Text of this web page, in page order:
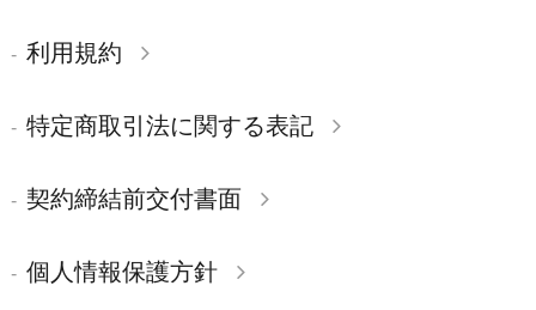
利用規約
特定商取引法に関する表記
契約締結前交付書面
個人情報保護方針